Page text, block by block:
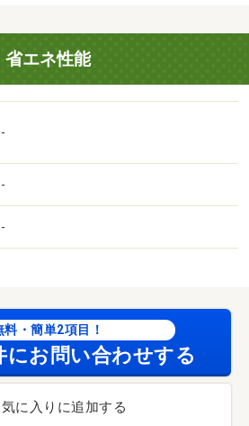
トア）まで７８４ｍ／ケンタッキ
伊達店（飲食店）まで１００４ｍ
省エネ性能
-
-
-
料・簡単2項目！
にお問い合わせする
に入りに追加する